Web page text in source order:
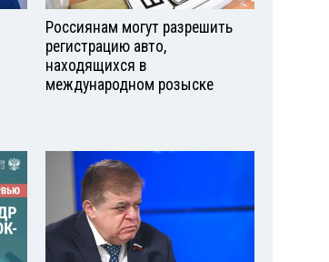
Россиянам могут разрешить
регистрацию авто,
находящихся в
международном розыске